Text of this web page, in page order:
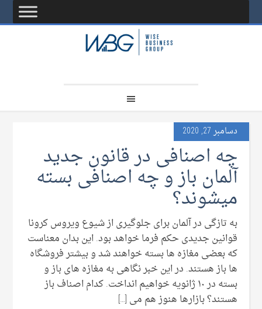
دسامبر 27, 2020
چه اصنافی در قانون جدید
آلمان باز و چه اصنافی بسته
میشوند؟
به تازگی در آلمان برای جلوگیری از شیوع ویروس کرونا
قوانین جدیدی حکم فرما خواهد بود. این بدان معناست
که بعضی مغازه ها بسته خواهند شد و بیشتر فروشگاه
ها باز هستند. در این خبر نگاهی به مغازه های باز و
بسته در ۱۰ ژانویه خواهیم انداخت. کدام اصناف باز
هستند؟ بازارها هنوز هم می […]